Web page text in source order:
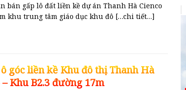
bán gấp lô đất liền kề dự án Thanh Hà Cienco
khu trung tâm giáo dục khu đô […chi tiết…]
ô góc liền kề Khu đô thị Thanh Hà
– Khu B2.3 đường 17m